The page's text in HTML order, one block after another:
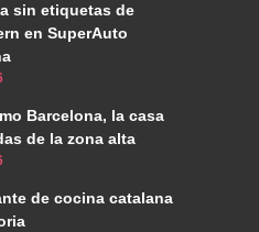
sin etiquetas de
en SuperAuto
Barcelona, la casa
de la zona alta
de cocina catalana